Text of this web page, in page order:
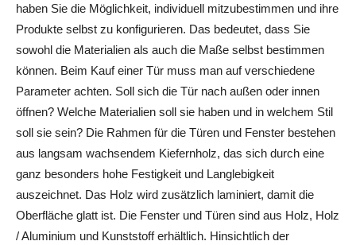
haben Sie die Möglichkeit, individuell mitzubestimmen und ihre
Produkte selbst zu konfigurieren. Das bedeutet, dass Sie
sowohl die Materialien als auch die Maße selbst bestimmen
können. Beim Kauf einer Tür muss man auf verschiedene
Parameter achten. Soll sich die Tür nach außen oder innen
öffnen? Welche Materialien soll sie haben und in welchem Stil
soll sie sein? Die Rahmen für die Türen und Fenster bestehen
aus langsam wachsendem Kiefernholz, das sich durch eine
ganz besonders hohe Festigkeit und Langlebigkeit
auszeichnet. Das Holz wird zusätzlich laminiert, damit die
Oberfläche glatt ist. Die Fenster und Türen sind aus Holz, Holz
/ Aluminium und Kunststoff erhältlich. Hinsichtlich der